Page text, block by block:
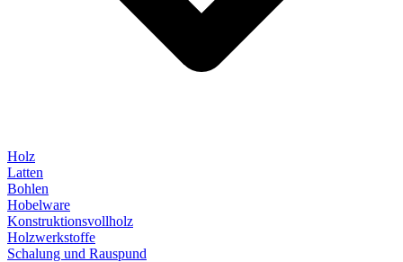
Holz
Latten
Bohlen
Hobelware
Konstruktionsvollholz
Holzwerkstoffe
Schalung und Rauspund